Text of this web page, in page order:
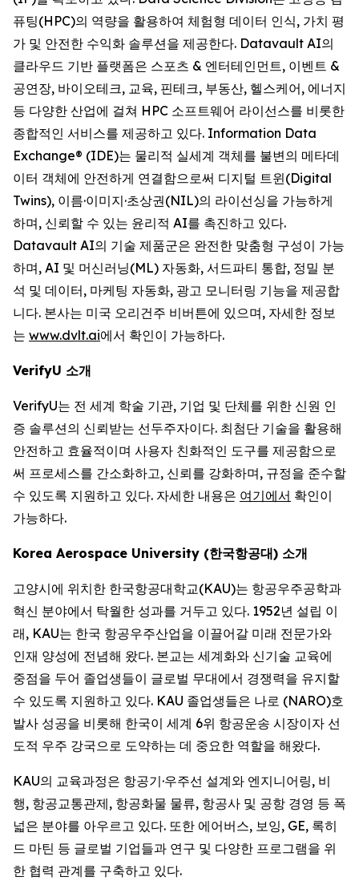
퓨팅(HPC)의 역량을 활용하여 체험형 데이터 인식, 가치 평
가 및 안전한 수익화 솔루션을 제공한다. Datavault AI의
클라우드 기반 플랫폼은 스포츠 & 엔터테인먼트, 이벤트 &
공연장, 바이오테크, 교육, 핀테크, 부동산, 헬스케어, 에너지
등 다양한 산업에 걸쳐 HPC 소프트웨어 라이선스를 비롯한
종합적인 서비스를 제공하고 있다. Information Data
Exchange® (IDE)는 물리적 실세계 객체를 불변의 메타데
이터 객체에 안전하게 연결함으로써 디지털 트윈(Digital
Twins), 이름·이미지·초상권(NIL)의 라이선싱을 가능하게
하며, 신뢰할 수 있는 윤리적 AI를 촉진하고 있다.
Datavault AI의 기술 제품군은 완전한 맞춤형 구성이 가능
하며, AI 및 머신러닝(ML) 자동화, 서드파티 통합, 정밀 분
석 및 데이터, 마케팅 자동화, 광고 모니터링 기능을 제공합
니다. 본사는 미국 오리건주 비버튼에 있으며, 자세한 정보
는 www.dvlt.ai에서 확인이 가능하다.
VerifyU 소개
VerifyU는 전 세계 학술 기관, 기업 및 단체를 위한 신원 인
증 솔루션의 신뢰받는 선두주자이다. 최첨단 기술을 활용해
안전하고 효율적이며 사용자 친화적인 도구를 제공함으로
써 프로세스를 간소화하고, 신뢰를 강화하며, 규정을 준수할
수 있도록 지원하고 있다. 자세한 내용은 여기에서 확인이
가능하다.
Korea Aerospace University (한국항공대) 소개
고양시에 위치한 한국항공대학교(KAU)는 항공우주공학과
혁신 분야에서 탁월한 성과를 거두고 있다. 1952년 설립 이
래, KAU는 한국 항공우주산업을 이끌어갈 미래 전문가와
인재 양성에 전념해 왔다. 본교는 세계화와 신기술 교육에
중점을 두어 졸업생들이 글로벌 무대에서 경쟁력을 유지할
수 있도록 지원하고 있다. KAU 졸업생들은 나로 (NARO)호
발사 성공을 비롯해 한국이 세계 6위 항공운송 시장이자 선
도적 우주 강국으로 도약하는 데 중요한 역할을 해왔다.
KAU의 교육과정은 항공기·우주선 설계와 엔지니어링, 비
행, 항공교통관제, 항공화물 물류, 항공사 및 공항 경영 등 폭
넓은 분야를 아우르고 있다. 또한 에어버스, 보잉, GE, 록히
드 마틴 등 글로벌 기업들과 연구 및 다양한 프로그램을 위
한 협력 관계를 구축하고 있다.